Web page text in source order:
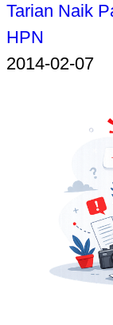
Tarian Naik
HPN
2014-02-07